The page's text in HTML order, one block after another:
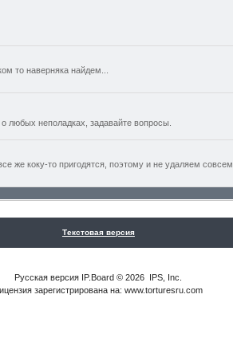
то наверняка найдем...
неполадках, задавайте вопросы.
же коку-то пригодятся, поэтому и не удаляем совсем.
Текстовая версия
Русская версия IP.Board© 2026 IPS, Inc
зарегистрирована на: www.torturesru.com